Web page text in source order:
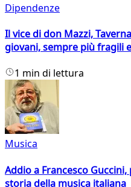
Dipendenze
Il vice di don Mazzi,
giovani, sempre più fragili
1 min di lettura
Musica
Addio a Francesco
storia della musica italiana